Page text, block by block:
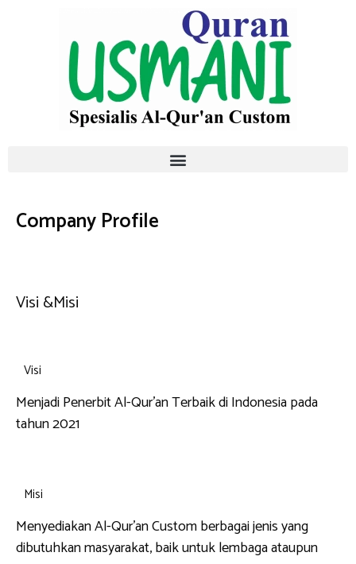
Company Profile
Visi &Misi
Visi
Menjadi Penerbit Al-Qur’an Terbaik di Indonesia pada
tahun 2021
Misi
Menyediakan Al-Qur’an Custom berbagai jenis yang
dibutuhkan masyarakat, baik untuk lembaga ataupun